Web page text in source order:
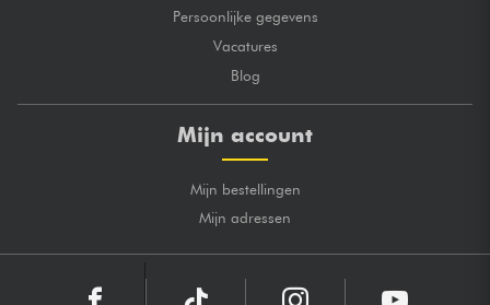
Persoonlijke gegevens
Vacatures
Blog
Mijn account
Mijn bestellingen
Mijn adressen